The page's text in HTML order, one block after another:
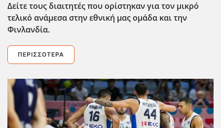
Δείτε τους διαιτητές που ορίστηκαν για τον μικρό
τελικό ανάμεσα στην εθνική μας ομάδα και την
Φινλανδία.
ΠΕΡΙΣΣΌΤΕΡΑ